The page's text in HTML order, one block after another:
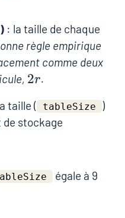
: la taille de chaque
règle empirique
comme deux
2r
2r.
taille ( tableSize
)
stockage
égale à 9